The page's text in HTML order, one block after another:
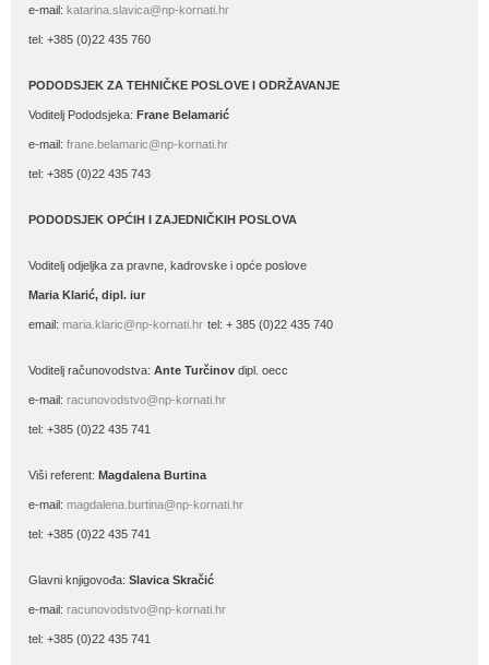
e-mail: katarina.slavica@np-kornati.hr
tel: +385 (0)22 435 760
PODODSJEK ZA TEHNIČKE POSLOVE I ODRŽAVANJE
Voditelj Pododsjeka: Frane Belamarić
e-mail: frane.belamaric@np-kornati.hr
tel: +385 (0)22 435 743
PODODSJEK OPĆIH I ZAJEDNIČKIH POSLOVA
Voditelj odjeljka za pravne, kadrovske i opće poslove
Maria Klarić, dipl. iur
email: maria.klaric@np-kornati.hr tel: + 385 (0)22 435 740
Voditelj računovodstva: Ante Turčinov dipl. oecc
e-mail: racunovodstvo@np-kornati.hr
tel: +385 (0)22 435 741
Viši referent: Magdalena Burtina
e-mail: magdalena.burtina@np-kornati.hr
tel: +385 (0)22 435 741
Glavni knjigovođa: Slavica Skračić
e-mail: racunovodstvo@np-kornati.hr
tel: +385 (0)22 435 741